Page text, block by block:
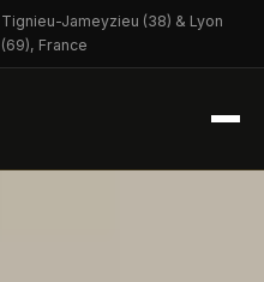
Tignieu-Jameyzieu (38) & Lyon
(69), France